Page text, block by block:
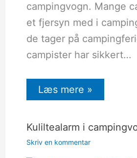
campingvogn. Mange
et fjersyn med i
de tager på
campister har sikkert…
Læs mere »
Kuliltealarm i
Skriv en kommentar